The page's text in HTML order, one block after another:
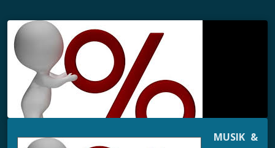
MUSIK &